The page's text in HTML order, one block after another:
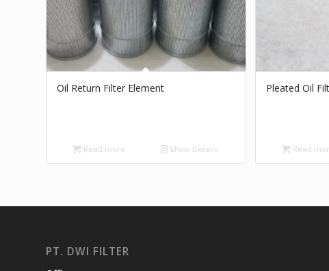
Oil Return Filter Element
Read more Show Details
Pleated Oil
Read
PT. DWI FILTER